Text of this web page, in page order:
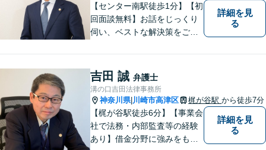
【センター南駅徒歩1分】【初
回面談無料】お話をじっくり
伺い、ベストな解決策をご一
す。【夜間／休日対応可能】
難解な用語は極力用いずに平
易かつ具体的な説明を心がけ
ていますので、まずは一度お
気軽にご相談頂ければと思い
ます。
詳細を見
る
吉田 誠 弁護士
溝の口吉田法律事務所
神奈川県| 川崎市高津区 梶が谷駅 から徒歩7分
【梶が谷駅徒歩6分】【事業会
社で法務・内部監査等の経験
あり】借金分野に強みをも
詳細を見
る